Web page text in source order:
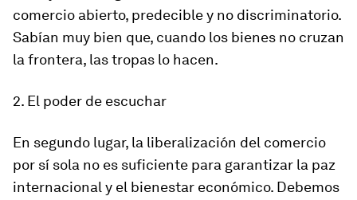
comercio abierto, predecible y no discriminatorio.
Sabían muy bien que, cuando los bienes no cruzan
la frontera, las tropas lo hacen.
2. El poder de escuchar
En segundo lugar, la liberalización del comercio
por sí sola no es suficiente para garantizar la paz
internacional y el bienestar económico. Debemos